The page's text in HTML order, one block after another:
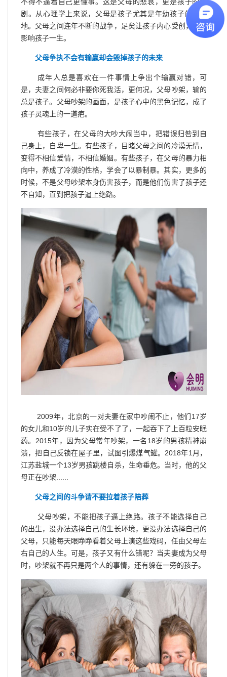
剧。从心理学上来说，父母是孩子尤其是年幼孩子的天和
地。父母之间连年不断的战争，足矣让孩子内心受创，严重
影响孩子一生。
父母争执不会有输赢却会毁掉孩子的未来
成年人总是喜欢在一件事情上争出个输赢对错，可
是，夫妻之间何必非要你死我活，更何况，父母吵架，输的
总是孩子。父母吵架的画面，是孩子心中的黑色记忆，成了
孩子灵魂上的一道疤。
有些孩子，在父母的大吵大闹当中，把错误归咎到自
己身上，自卑一生。有些孩子，目睹父母之间的冷漠无情，
变得不相信爱情，不相信婚姻。有些孩子，在父母的暴力相
向中，养成了冷漠的性格，学会了以暴制暴。其实，更多的
时候，不是父母吵架本身伤害孩子，而是他们伤害了孩子还
不自知，直到把孩子逼上绝路。
2009年，北京的一对夫妻在家中吵闹不止，他们17岁
的女儿和10岁的儿子实在受不了了，一起吞下了上百粒安眠
药。2015年，因为父母常年吵架，一名18岁的男孩精神崩
溃，把自己反锁在屋子里，试图引爆煤气罐。2018年1月，
江苏盐城一个13岁男孩跳楼自杀，生命垂危。当时，他的父
母正在吵架......
父母之间的斗争请不要拉着孩子陪葬
父母吵架，不能把孩子逼上绝路。孩子不能选择自己
的出生，没办法选择自己的生长环境，更没办法选择自己的
父母，只能每天眼睁睁看着父母上演这些戏码，任由父母左
右自己的人生。可是，孩子又有什么错呢？当夫妻成为父母
时，吵架就不再只是两个人的事情，还有躲在一旁的孩子。